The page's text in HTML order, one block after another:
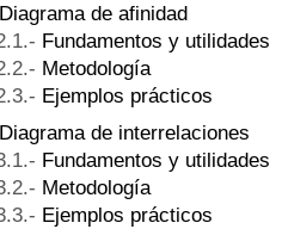
Diagrama de afinidad
Fundamentos y utilidades
Metodología
Ejemplos prácticos
Diagrama de interrelaciones
Fundamentos y utilidades
Metodología
Ejemplos prácticos